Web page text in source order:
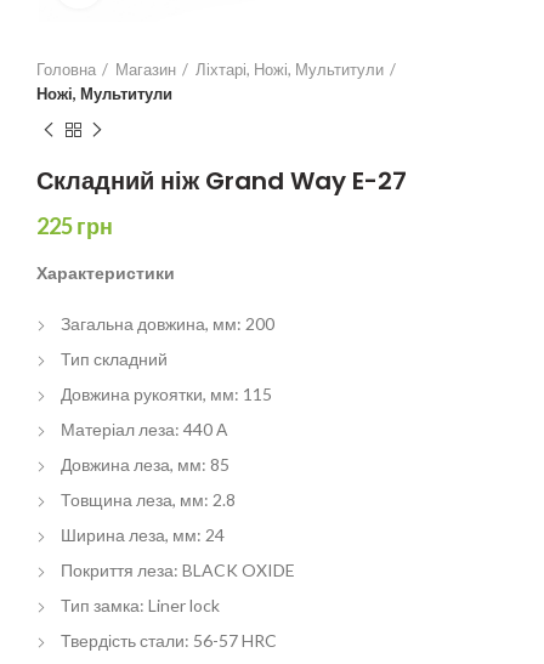
Головна Магазин
Ліхтарі, Ножі, Мультитули
Ножі, Мультитули
Складний ніж Grand Way E-27
225грн
Характеристики
Загальна довжина, мм: 200
Тип складний
Довжина рукоятки, мм: 115
Матеріал леза: 440 А
Довжина леза, мм: 85
Товщина леза, мм: 2.8
Ширина леза, мм: 24
Покриття леза: BLACK OXIDE
Тип замка: Liner lock
Твердість стали: 56-57 HRC